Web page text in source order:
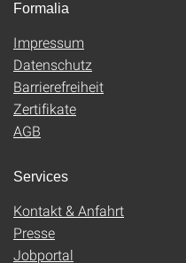
Formalia
Impressum
Datenschutz
Barrierefreiheit
Zertifikate
AGB
Services
Kontakt & Anfahrt
Presse
Jobportal